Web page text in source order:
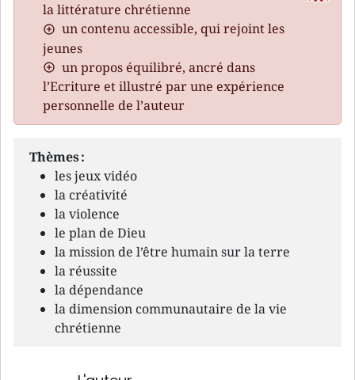
la littérature chrétienne
un contenu accessible, qui rejoint les
jeunes
un propos équilibré, ancré dans
l’Ecriture et illustré par une expérience
personnelle de l’auteur
Thèmes :
les jeux vidéo
la créativité
la violence
le plan de Dieu
la mission de l’être humain sur la terre
la réussite
la dépendance
la dimension communautaire de la vie
chrétienne